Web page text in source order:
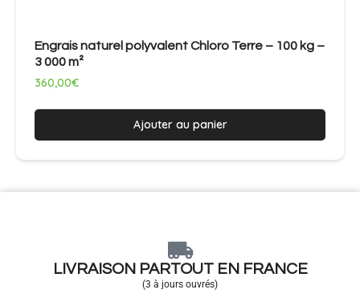
Engrais naturel polyvalent Chloro Terre – 100 kg –
3 000 m²
360,00€
Ajouter au panier
LIVRAISON PARTOUT EN FRANCE
(3 à jours ouvrés)